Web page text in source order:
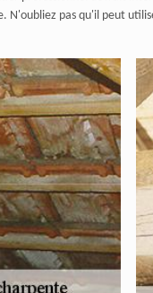
N'oubliez pas qu'il peut